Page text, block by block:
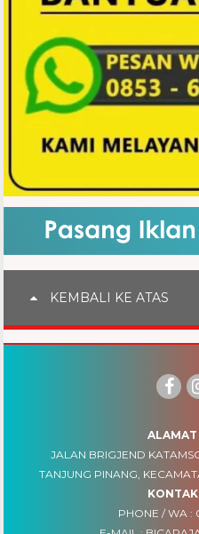
KEMBALI KE ATAS
ALAMAT
JALAN BRIGJEND
TANJUNG PINANG,
PHONE / WA :